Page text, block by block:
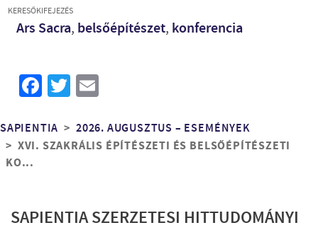
KERESŐKIFEJEZÉS
Ars Sacra, belsőépítészet, konferencia
Facebook
Twitter
Email
Morzsa
SAPIENTIA 2026. AUGUSZTUS – ESEMÉNYEK
XVI. SZAKRÁLIS ÉPÍTÉSZETI ÉS BELSŐÉPÍTÉSZETI
KO...
SAPIENTIA SZERZETESI HITTUDOMÁNYI